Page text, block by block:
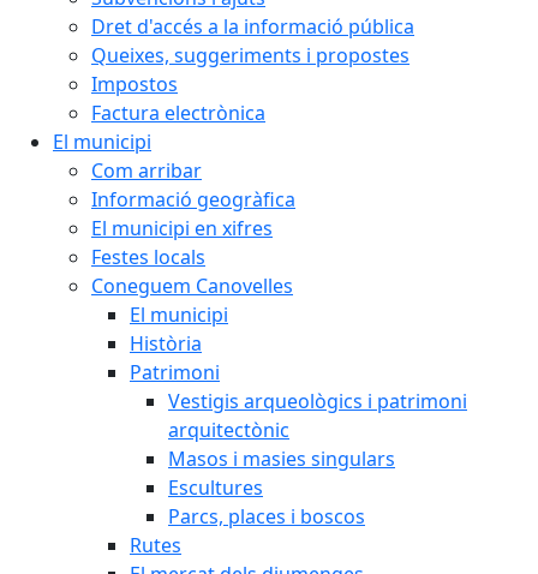
Dret d'accés a la informació pública
Queixes, suggeriments i propostes
Impostos
Factura electrònica
El municipi
Com arribar
Informació geogràfica
El municipi en xifres
Festes locals
Coneguem Canovelles
El municipi
Història
Patrimoni
Vestigis arqueològics i patrimoni
arquitectònic
Masos i masies singulars
Escultures
Parcs, places i boscos
Rutes